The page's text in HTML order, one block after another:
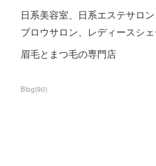
日系美容室、日系エステサロ
ブロウサロン、レディースシ
眉毛とまつ毛の専門店
Blog(90)